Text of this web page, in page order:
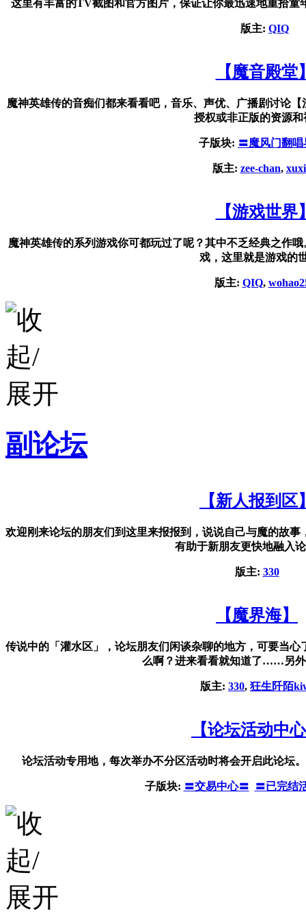
这里有丰富的TV截图和官方图片，保证让你最迅速地重拾
版主: QIQ
【魔音殿堂
魔神英雄传的音痴们都来看看吧，音乐、声优、广播剧讨论
授权或非正版的资源和
子版块: 〓魔风门翻唱
版主: zee-chan,
【游戏世界
魔神英雄传的系列游戏你可都玩过了呢？其中不乏经典之作
戏，这里就是游戏的
版主: QIQ,
副论坛
【新人报到区
欢迎刚来论坛的朋友们到这里来报报到，说说自己与魔的故
有助于新朋友更快地融入
版主: 330
【魔界海】
传说中的「灌水区」，论坛朋友们闲谈杂聊的地方，可要当
么啊？进来看看就知道了……另
版主: 330, 狂生阡陌
【论坛活动中
论坛活动专用地，每次举办不分区活动时将会开启此论坛
子版块: 〓交易中心〓 〓已完结